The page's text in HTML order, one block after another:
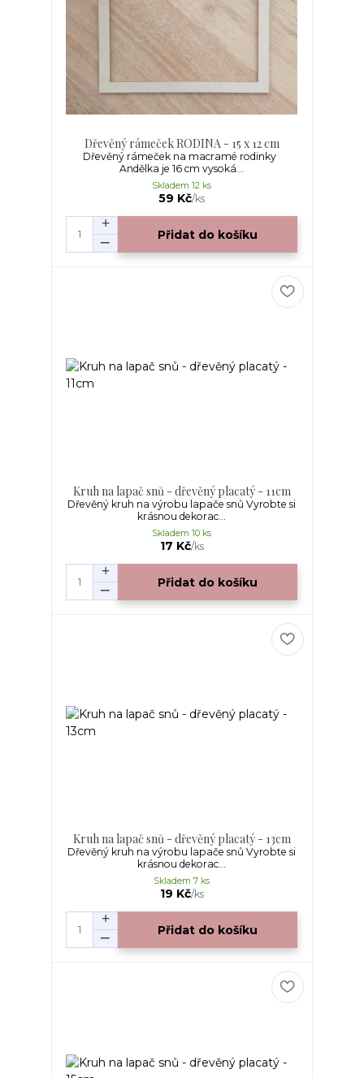
Dřevěný rámeček RODINA - 15 x 12 cm
Dřevěný rámeček na macramé rodinky
Andělka je 16 cm vysoká...
59 Kč/ks
Skladem 12 ks
Přidat do košíku
Kruh na lapač snů - dřevěný placatý - 11cm
Dřevěný kruh na výrobu lapače snů Vyrobte si
krásnou dekorac...
17 Kč/ks
Skladem 10 ks
Přidat do košíku
Kruh na lapač snů - dřevěný placatý - 13cm
Dřevěný kruh na výrobu lapače snů Vyrobte si
krásnou dekorac...
19 Kč/ks
Skladem 7 ks
Přidat do košíku